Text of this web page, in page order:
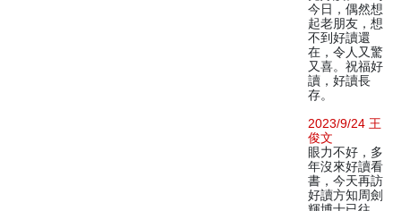
今日，偶然想
起老朋友，想
不到好讀還
在，令人又驚
又喜。祝福好
讀，好讀長
存。
2023/9/24 王
俊文
眼力不好，多
年沒來好讀看
書，今天再訪
好讀方知周劍